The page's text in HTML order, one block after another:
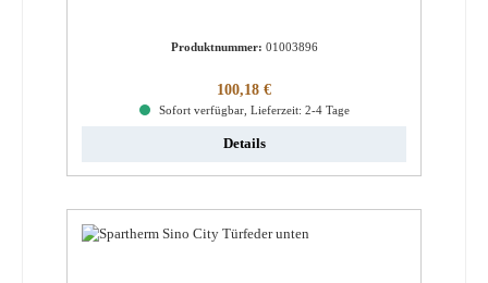
Produktnummer: 01003896
Regulärer Preis:
100,18 €
Sofort verfügbar, Lieferzeit: 2-4 Tage
Details